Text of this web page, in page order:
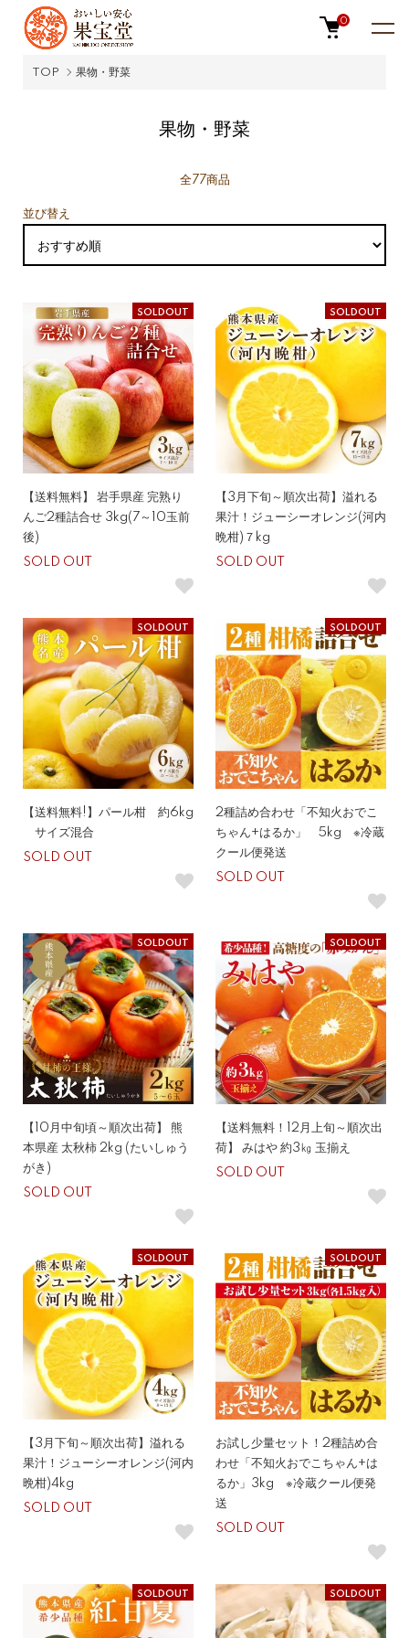
0
TOP 果物・野菜
果物・野菜
全77商品
並び替え
SOLDOUT
【送料無料】 岩手県産 完熟り
んご2種詰合せ 3kg(7～10玉前
後)
SOLD OUT
SOLDOUT
【3月下旬～順次出荷】溢れる
果汁！ジューシーオレンジ(河内
晩柑)７kg
SOLD OUT
SOLDOUT
【送料無料!】パール柑 約6kg
サイズ混合
SOLD OUT
SOLDOUT
2種詰め合わせ「不知火おでこ
ちゃん+はるか」 5kg ※冷蔵
クール便発送
SOLD OUT
SOLDOUT
【10月中旬頃～順次出荷】 熊
本県産 太秋柿 2kg (たいしゅう
がき)
SOLD OUT
SOLDOUT
【送料無料！12月上旬～順次出
荷】 みはや 約3㎏ 玉揃え
SOLD OUT
SOLDOUT
【3月下旬～順次出荷】溢れる
果汁！ジューシーオレンジ(河内
晩柑)4kg
SOLD OUT
SOLDOUT
お試し少量セット！2種詰め合
わせ「不知火おでこちゃん+は
るか」3kg ※冷蔵クール便発
送
SOLD OUT
SOLDOUT SOLDOUT